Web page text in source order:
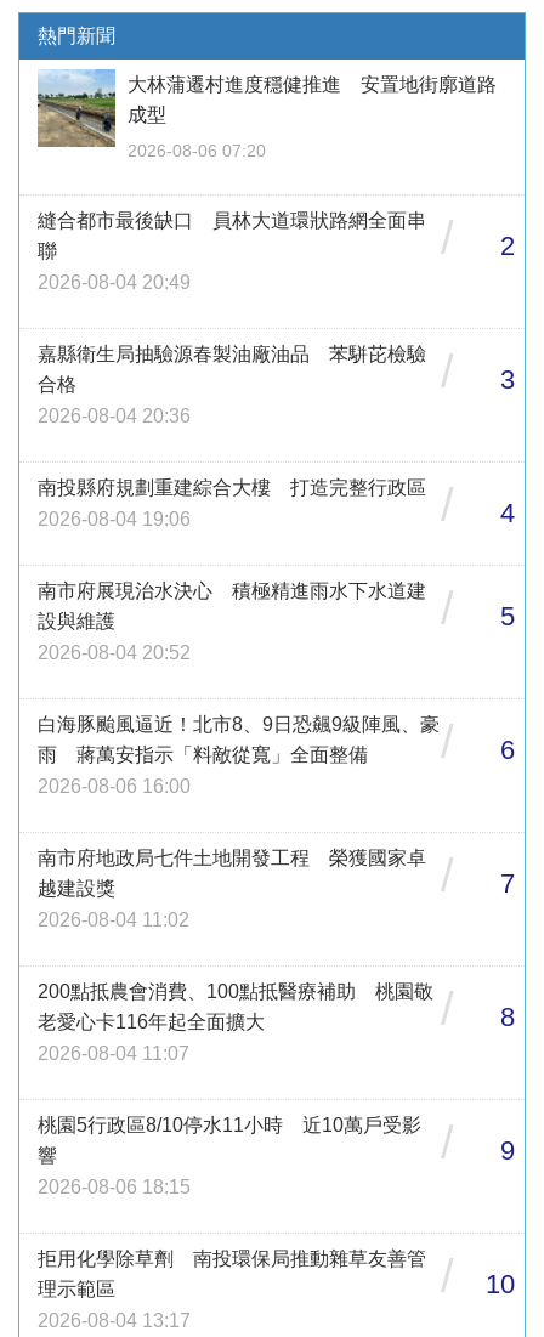
熱門新聞
大林蒲遷村進度穩健推進 安置地街廓道路
成型
2026-08-06 07:20
縫合都市最後缺口 員林大道環狀路網全面串
聯
2026-08-04 20:49
/ 2
嘉縣衛生局抽驗源春製油廠油品 苯駢芘檢驗
合格
2026-08-04 20:36
/ 3
南投縣府規劃重建綜合大樓 打造完整行政區
2026-08-04 19:06
/ 4
南市府展現治水決心 積極精進雨水下水道建
設與維護
2026-08-04 20:52
/ 5
白海豚颱風逼近！北市8、9日恐飆9級陣風、豪
雨 蔣萬安指示「料敵從寬」全面整備
2026-08-06 16:00
/ 6
南市府地政局七件土地開發工程 榮獲國家卓
越建設獎
2026-08-04 11:02
/ 7
200點抵農會消費、100點抵醫療補助 桃園敬
老愛心卡116年起全面擴大
2026-08-04 11:07
/ 8
桃園5行政區8/10停水11小時 近10萬戶受影
響
2026-08-06 18:15
/ 9
拒用化學除草劑 南投環保局推動雜草友善管
理示範區
2026-08-04 13:17
/ 10